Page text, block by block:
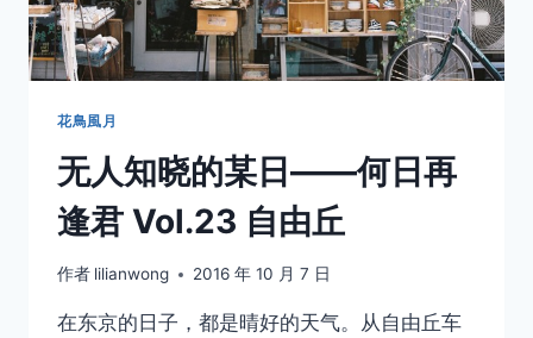
花鳥風月
无人知晓的某日——何日再
逢君 Vol.23 自由丘
作者 lilianwong 2016 年 10 月 7 日
在东京的日子，都是晴好的天气。从自由丘车